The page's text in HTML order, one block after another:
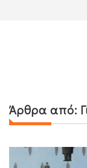
Άρθρα από: